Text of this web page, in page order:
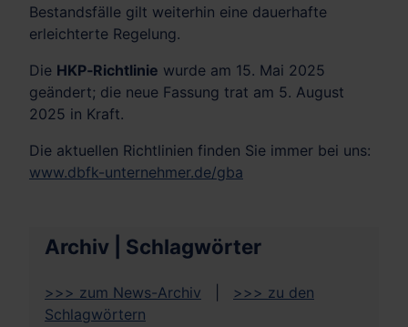
Bestandsfälle gilt weiterhin eine dauerhafte
erleichterte Regelung.
Die HKP‑Richtlinie wurde am 15. Mai 2025
geändert; die neue Fassung trat am 5. August
2025 in Kraft.
Die aktuellen Richtlinien finden Sie immer bei uns:
www.dbfk-unternehmer.de/gba
Archiv | Schlagwörter
>>> zum News-Archiv
>>> zu den
Schlagwörtern